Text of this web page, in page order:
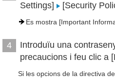
Settings]
[Security
Es mostra [Important
4
Introduïu una
precaucions i feu clic a
Si les opcions de la directiva